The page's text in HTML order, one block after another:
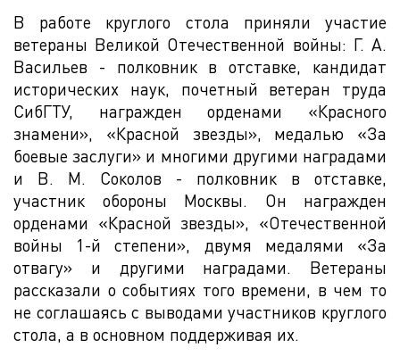
В работе круглого стола приняли участие
ветераны Великой Отечественной войны: Г. А.
Васильев - полковник в отставке, кандидат
исторических наук, почетный ветеран труда
СибГТУ, награжден орденами «Красного
знамени», «Красной звезды», медалью «За
боевые заслуги» и многими другими наградами
и В. М. Соколов - полковник в отставке,
участник обороны Москвы. Он награжден
орденами «Красной звезды», «Отечественной
войны 1-й степени», двумя медалями «За
отвагу» и другими наградами. Ветераны
рассказали о событиях того времени, в чем то
не соглашаясь с выводами участников круглого
стола, а в основном поддерживая их.